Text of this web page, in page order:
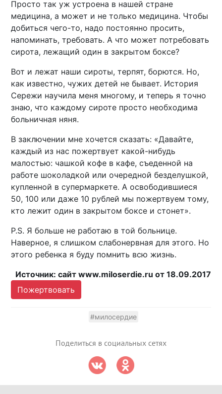
Просто так уж устроена в нашей стране
медицина, а может и не только медицина. Чтобы
добиться чего-то, надо постоянно просить,
напоминать, требовать. А что может потребовать
сирота, лежащий один в закрытом боксе?
Вот и лежат наши сироты, терпят, борются. Но,
как известно, чужих детей не бывает. История
Сережи научила меня многому, и теперь я точно
знаю, что каждому сироте просто необходима
больничная няня.
В заключении мне хочется сказать: «Давайте,
каждый из нас пожертвует какой-нибудь
малостью: чашкой кофе в кафе, съеденной на
работе шоколадкой или очередной безделушкой,
купленной в супермаркете. А освободившиеся
50, 100 или даже 10 рублей мы пожертвуем тому,
кто лежит один в закрытом боксе и стонет».
P.S. Я больше не работаю в той больнице.
Наверное, я слишком слабонервная для этого. Но
этого ребенка я буду помнить всю жизнь.
Источник: сайт www.miloserdie.ru от 18.09.2017
Пожертвовать
#милосердие
Поделиться в социальных сетях